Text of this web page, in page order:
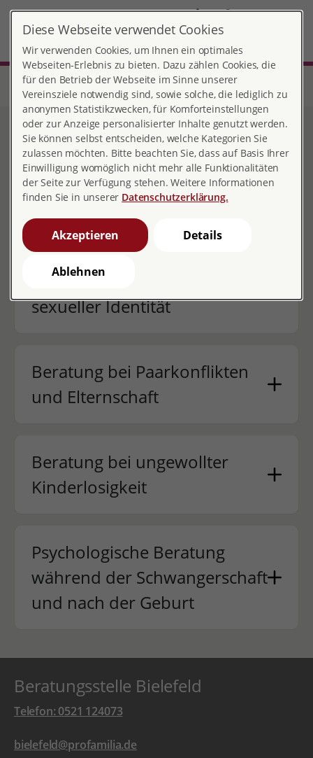
DE
Start Nordrhein-Westfalen
Beratungsstelle Bielefeld
Unsere Angebote
Psychologische Beratung
Psychologische Beratung
Allgemeines
Beratung zu Sexualität und
sexueller Identität
Beratung bei Paarkonflikten
und Elternschaft
Beratung bei ungewollter
Kinderlosigkeit
Psychologische Beratung
während der Schwangerschaft
und nach der Geburt
Beratungsstelle Bielefeld
Telefon: 0521 124073
bielefeld@profamilia.de
Diese Webseite verwendet Cookies
Wir verwenden Cookies, um Ihnen ein optimales
Webseiten-Erlebnis zu bieten. Dazu zählen Cookies, die
für den Betrieb der Webseite im Sinne unserer
Vereinsziele notwendig sind, sowie solche, die lediglich zu
anonymen Statistikzwecken, für Komforteinstellungen
oder zur Anzeige personalisierter Inhalte genutzt werden.
Sie können selbst entscheiden, welche Kategorien Sie
zulassen möchten. Bitte beachten Sie, dass auf Basis Ihrer
Einwilligung womöglich nicht mehr alle Funktionalitäten
der Seite zur Verfügung stehen. Weitere Informationen
finden Sie in unserer Datenschutzerklärung.
Akzeptieren Details
Ablehnen